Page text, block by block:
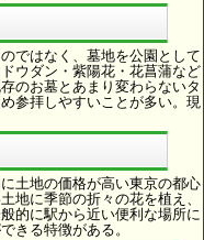
ではなく、墓地を公園として
ウダン・紫陽花・花菖蒲など
のお墓とあまり変わらないタ
参拝しやすいことが多い。現
土地の価格が高い東京の都心
地に季節の折々の花を植え、
的に駅から近い便利な場所に
きる特徴がある。